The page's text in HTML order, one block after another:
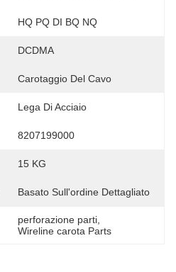
HQ PQ DI BQ NQ
DCDMA
Carotaggio Del Cavo
Lega Di Acciaio
8207199000
15 KG
Basato Sull'ordine Dettagliato
perforazione parti
Wireline carota Parts